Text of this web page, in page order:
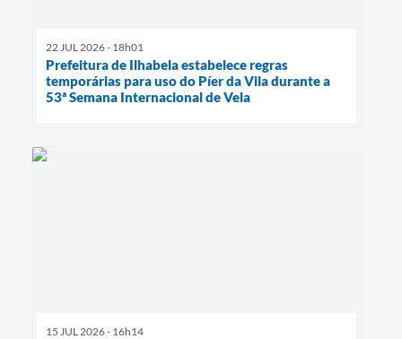
22 JUL 2026 - 18h01
Prefeitura de Ilhabela estabelece regras
temporárias para uso do Píer da Vila durante a
53ª Semana Internacional de Vela
15 JUL 2026 - 16h14